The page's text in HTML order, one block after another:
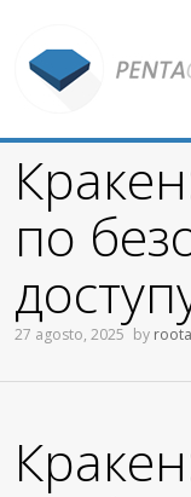
по
27 agosto, 2025 by